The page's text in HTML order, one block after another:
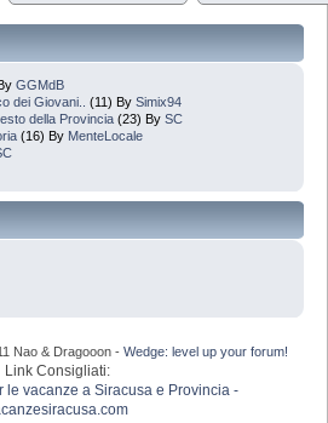
GGMdB
dei Giovani..
(11) By Simix94
della Provincia (23) By SC
(16) By MenteLocale
Nao & Dragooon - Wedge: level up your forum!
Link Consigliati:
le vacanze a Siracusa e Provincia -